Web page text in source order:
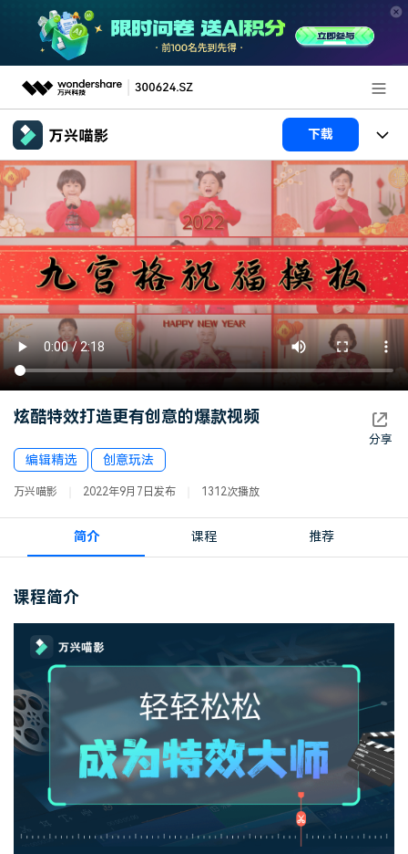
推荐产品
AIGC数字创意
实用工具
政企服务
新闻中心
关于万兴
加入我们
帮助中心
下载
产品
产品系统
产品功能
AI功能
视频/照片
AI 文本转视频 NEW
AI 图生视频 NEW
AI 绘画
AI 视频续写 NEW
声音
文本
解决方案
政企服务
专业创作人群
使用教程
文章资讯
帮助中心
登录
炫酷特效打造更有创意的爆款视频
分享
编辑精选 创意玩法
万兴喵影 2022年9月7日发布 1312次播放
简介 课程 推荐
课程简介